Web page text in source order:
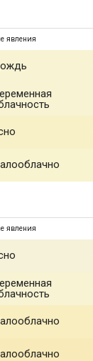
явления
явления